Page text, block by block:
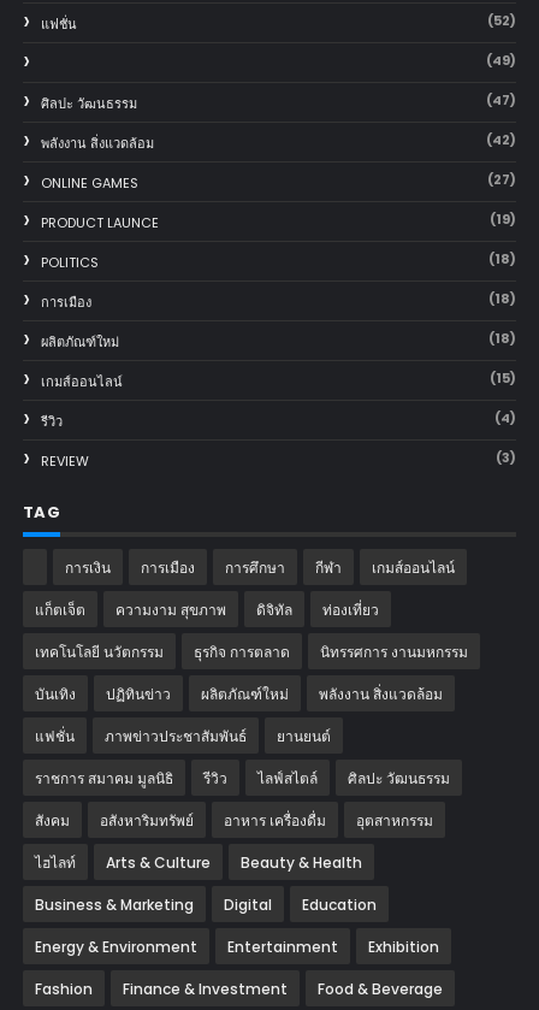
แฟชั่น (52)
(49)
ศิลปะ วัฒนธรรม (47)
พลังงาน สิ่งแวดล้อม (42)
ONLINE GAMES (27)
PRODUCT LAUNCE (19)
POLITICS (18)
การเมือง (18)
ผลิตภัณฑ์ใหม่ (18)
เกมส์ออนไลน์ (15)
รีวิว (4)
REVIEW (3)
TAG
การเงิน การเมือง การศึกษา กีฬา เกมส์ออนไลน์
แก็ตเจ็ต ความงาม สุขภาพ ดิจิทัล ท่องเที่ยว
เทคโนโลยี นวัตกรรม ธุรกิจ การตลาด นิทรรศการ งานมหกรรม
บันเทิง ปฏิทินข่าว ผลิตภัณฑ์ใหม่ พลังงาน สิ่งแวดล้อม
แฟชั่น ภาพข่าวประชาสัมพันธ์ ‎ยานยนต์‎
ราชการ สมาคม มูลนิธิ รีวิว ไลฟ์สไตล์ ศิลปะ วัฒนธรรม
สังคม อสังหาริมทรัพย์ อาหาร เครื่องดื่ม อุตสาหกรรม
ไฮไลท์ Arts & Culture Beauty & Health
Business & Marketing Digital Education
Energy & Environment Entertainment Exhibition
Fashion Finance & Investment Food & Beverage